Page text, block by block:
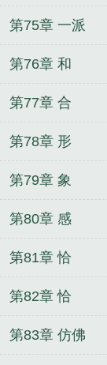
第75章 一派
第76章 和
第77章 合
第78章 形
第79章 象
第80章 感
第81章 恰
第82章 恰
第83章 仿佛